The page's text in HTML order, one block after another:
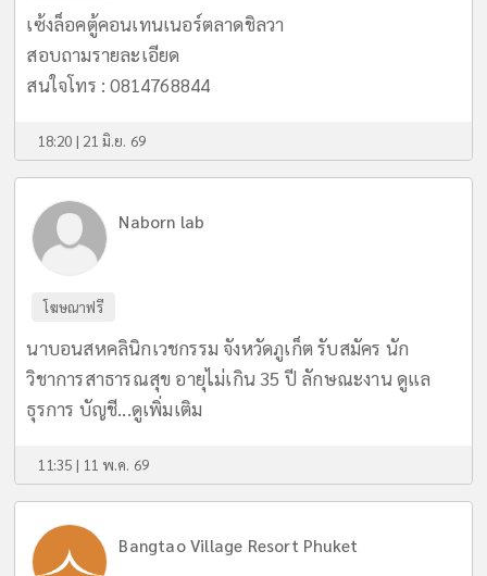
เซ้งล็อคตู้คอนเทนเนอร์ตลาดชิลวา
สอบถามรายละเอียด
สนใจโทร : 0814768844
18:20 | 21 มิ.ย. 69
Naborn lab
โฆษณาฟรี
นาบอนสหคลินิกเวชกรรม จังหวัดภูเก็ต รับสมัคร นัก
วิชาการสาธารณสุข อายุไม่เกิน 35 ปี ลักษณะงาน ดูแล
ธุรการ บัญชี...ดูเพิ่มเติม
11:35 | 11 พ.ค. 69
Bangtao Village Resort Phuket